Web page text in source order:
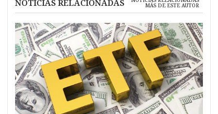
NOTICIAS RELACIONADAS MÁS DE ESTE AUTOR